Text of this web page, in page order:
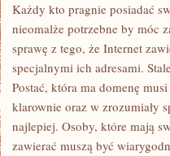
Każdy kto pragnie posiadać
nieomalże potrzebne by móc
sprawę z tego, że Internet
specjalnymi ich adresami.
Postać, która ma domenę
klarownie oraz w zrozumiały
najlepiej. Osoby, które mają
zawierać muszą być